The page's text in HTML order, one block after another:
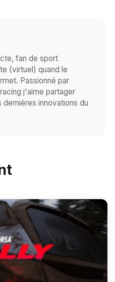
fan de sport
(virtuel) quand le
Passionné par
j'aime partager
dernières innovations du